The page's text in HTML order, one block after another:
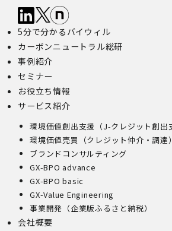
5分で分かるバイウィル
カーボンニュートラル総研
事例紹介
セミナー
お役立ち情報
サービス紹介
環境価値創出支援（J-クレジット創出
環境価値売買（クレジット仲介・調達）
ブランドコンサルティング
GX-BPO advance
GX-BPO basic
GX-Value Engineering
事業開発（企業版ふるさと納税）
会社概要